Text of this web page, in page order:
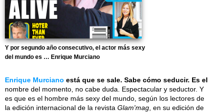
Y por segundo año consecutivo, el actor más sexy
del mundo es … Enrique Murciano
Enrique Murciano está que se sale. Sabe cómo seducir. Es el
nombre del momento, no cabe duda. Espectacular y seductor. Y
es que es el hombre más sexy del mundo, según los lectores de
la edición internacional de la revista Glam'mag , en su edición de